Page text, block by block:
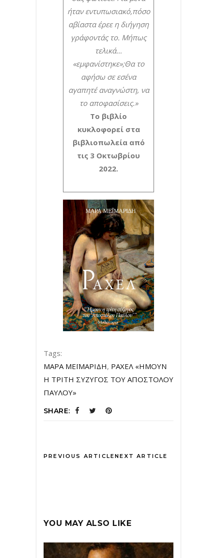
ήταν εντυπωσιακό,πόσο
αβίαστα έρεε η διήγηση
γράφοντάς το. Μήπως
τελικά…
«εμφανίστηκε»;Θα το
αφήσω σε εσένα
αγαπητέ αναγνώστη, να
το αποφασίσεις.»
Το βιβλίο
κυκλοφορεί στα
βιβλιοπωλεία από
τις 3 Οκτωβρίου
2022.
Tags:
ΜΑΡΑ ΜΕΪΜΑΡΙΔΗ, ΡΑΧΕΛ «ΗΜΟΥΝ
Η ΤΡΙΤΗ ΣΥΖΥΓΟΣ ΤΟΥ ΑΠΟΣΤΟΛΟΥ
ΠΑΥΛΟΥ»
SHARE:
PREVIOUS ARTICLENEXT ARTICLE
YOU MAY ALSO LIKE